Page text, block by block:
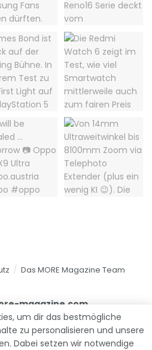
Das MORE Magazine Team
magazine.com
MORE Magazine
um dir das bestmögliche
zu personalisieren und unsere
Dabei setzen wir notwendige